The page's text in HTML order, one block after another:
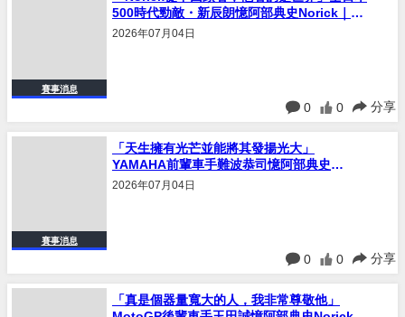
「天生擁有光芒並能將其發揚光大」
YAMAHA前輩車手難波恭司憶阿部典史
Norick｜連載#23
2026年07月04日
「真是個器量寬大的人，我非常尊敬他」
MotoGP後輩車手玉田誠憶阿部典史Norick｜
連載#22
2026年07月04日